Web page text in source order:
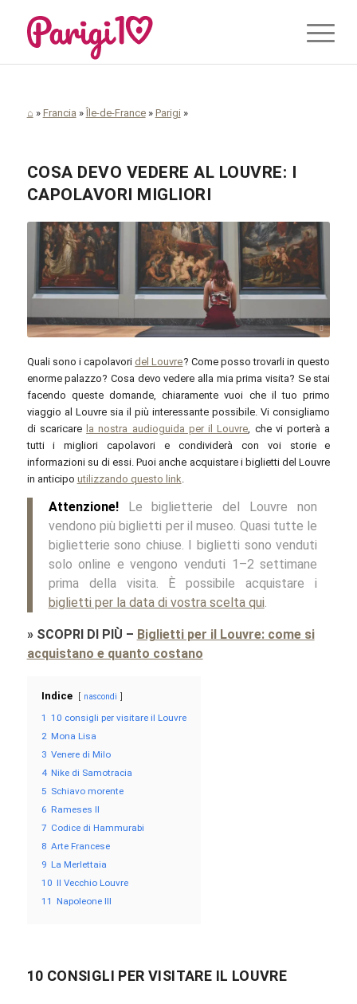
⌂ » Francia » Île-de-France» Parigi »
COSA DEVO VEDERE AL LOUVRE: I
CAPOLAVORI MIGLIORI
pixabay.com / СС0
Quali sono i capolavori del Louvre? Come posso trovarli in questo
enorme palazzo? Cosa devo vedere alla mia prima visita? Se stai
facendo queste domande, chiaramente vuoi che il tuo primo
viaggio al Louvre sia il più interessante possibile. Vi consigliamo
di scaricarela nostra audioguida per il Louvre , che vi porterà a
tutti i migliori capolavori e condividerà con voi storie e
informazioni su di essi. Puoi anche acquistare i biglietti del Louvre
in anticipo utilizzando questo link
Attenzione!Le biglietterie del Louvre non
vendono più biglietti per il museo. Quasi tutte le
biglietterie sono chiuse. I biglietti sono venduti
solo online e vengono venduti 1–2 settimane
prima della visita. È possibile acquistare i
biglietti per la data di vostra scelta qui.
» SCOPRI DI PIÙ – Biglietti per il Louvre: come si
acquistano e quanto costano
Indice nascondi
1 10 consigli per visitare il Louvre
2 Mona Lisa
3 Venere di Milo
4 Nike di Samotracia
5 Schiavo morente
6 Rameses II
7 Codice di Hammurabi
8 Arte Francese
9 La Merlettaia
10 Il Vecchio Louvre
11 Napoleone III
10 CONSIGLI PER VISITARE IL LOUVRE